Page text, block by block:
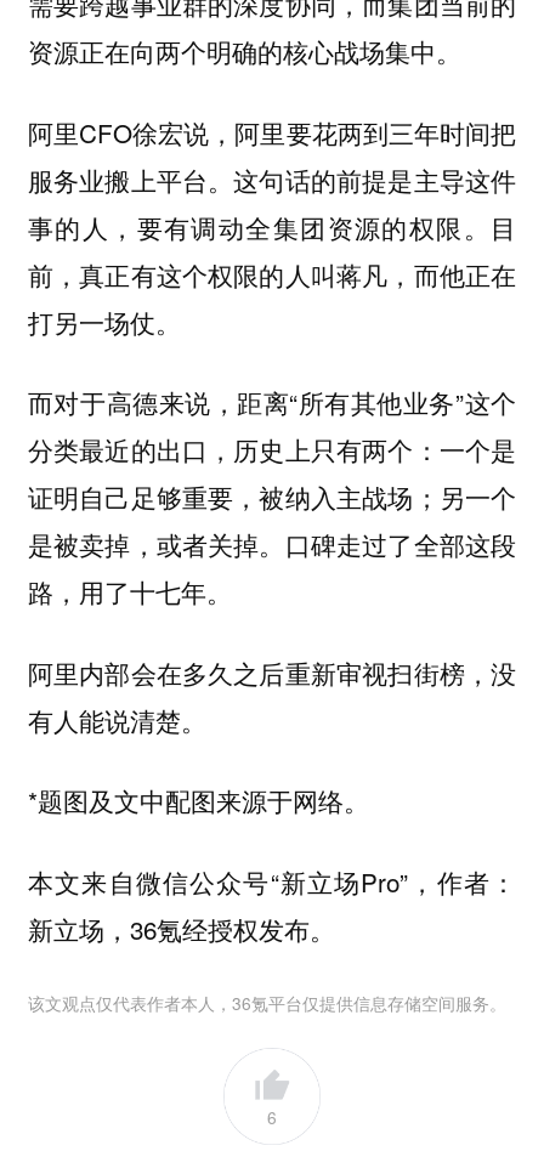
资源正在向两个明确的核心战场集中。
阿里CFO徐宏说，阿里要花两到三年时间把
服务业搬上平台。这句话的前提是主导这件
事的人，要有调动全集团资源的权限。
目
前，真正有这个权限的人叫蒋凡，而他正在
打另一场仗。
而对于高德来说，距离“所有其他业务”这个
分类最近的出口，历史上只有两个：一个是
证明自己足够重要，被纳入主战场；另一个
是被卖掉，或者关掉。口碑走过了全部这段
路，用了十七年。
阿里内部会在多久之后重新审视扫街榜，没
有人能说清楚。
*题图及文中配图来源于网络。
本文来自微信公众号“新立场Pro”，作者：
新立场，36氪经授权发布。
该文观点仅代表作者本人，36氪平台仅提供信息存储空间服务。
6